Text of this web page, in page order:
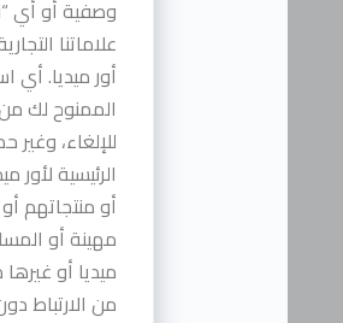
وصفية أو أي
علاماتنا
أور ميديا. أي
الممنوح لك
للإلغاء،
الرئيسية لأور
أو منتجاتهم
مهينة أو
ميديا أو
من الارتباط